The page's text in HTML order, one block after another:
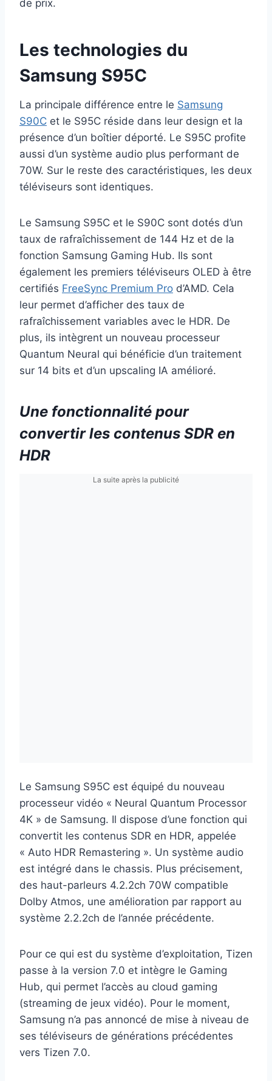
de prix.
Les technologies du
Samsung S95C
La principale différence entre le Samsung
S90C et le S95C réside dans leur design et la
présence d’un boîtier déporté. Le S95C profite
aussi d’un système audio plus performant de
70W. Sur le reste des caractéristiques, les deux
téléviseurs sont identiques.
Le Samsung S95C et le S90C sont dotés d’un
taux de rafraîchissement de 144 Hz et de la
fonction Samsung Gaming Hub. Ils sont
également les premiers téléviseurs OLED à être
certifiés FreeSync Premium Pro d’AMD. Cela
leur permet d’afficher des taux de
rafraîchissement variables avec le HDR. De
plus, ils intègrent un nouveau processeur
Quantum Neural qui bénéficie d’un traitement
sur 14 bits et d’un upscaling IA amélioré.
Une fonctionnalité pour
convertir les contenus SDR en
HDR
La suite après la publicité
Le Samsung S95C est équipé du nouveau
processeur vidéo « Neural Quantum Processor
4K » de Samsung. Il dispose d’une fonction qui
convertit les contenus SDR en HDR, appelée
« Auto HDR Remastering ». Un système audio
est intégré dans le chassis. Plus précisement,
des haut-parleurs 4.2.2ch 70W compatible
Dolby Atmos, une amélioration par rapport au
système 2.2.2ch de l’année précédente.
Pour ce qui est du système d’exploitation, Tizen
passe à la version 7.0 et intègre le Gaming
Hub, qui permet l’accès au cloud gaming
(streaming de jeux vidéo). Pour le moment,
Samsung n’a pas annoncé de mise à niveau de
ses téléviseurs de générations précédentes
vers Tizen 7.0.